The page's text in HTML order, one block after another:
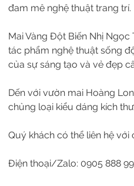
đam mê nghệ thuật trang trí.
Mai Vàng Đột Biến Nhị
tác phẩm nghệ thuật sống
của sự sáng tạo và vẻ đẹp
Dến với vườn mai Hoàng
chủng loại kiểu dáng kích
Quý khách có thể liên hệ
Điện thoại/Zalo: 0905 888